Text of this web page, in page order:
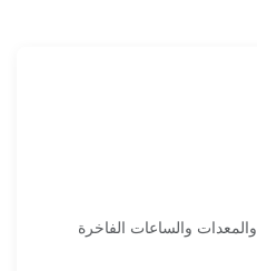
والمعدات والساعات الفاخرة